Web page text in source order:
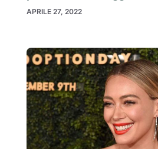
APRILE 27, 2022